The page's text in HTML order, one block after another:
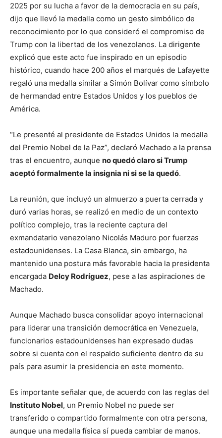
2025 por su lucha a favor de la democracia en su país,
dijo que llevó la medalla como un gesto simbólico de
reconocimiento por lo que consideró el compromiso de
Trump con la libertad de los venezolanos. La dirigente
explicó que este acto fue inspirado en un episodio
histórico, cuando hace 200 años el marqués de Lafayette
regaló una medalla similar a Simón Bolívar como símbolo
de hermandad entre Estados Unidos y los pueblos de
América.
“Le presenté al presidente de Estados Unidos la medalla
del Premio Nobel de la Paz”, declaró Machado a la prensa
tras el encuentro, aunque no quedó claro si Trump
aceptó formalmente la insignia ni si se la quedó.
La reunión, que incluyó un almuerzo a puerta cerrada y
duró varias horas, se realizó en medio de un contexto
político complejo, tras la reciente captura del
exmandatario venezolano Nicolás Maduro por fuerzas
estadounidenses. La Casa Blanca, sin embargo, ha
mantenido una postura más favorable hacia la presidenta
encargada Delcy Rodríguez, pese a las aspiraciones de
Machado.
Aunque Machado busca consolidar apoyo internacional
para liderar una transición democrática en Venezuela,
funcionarios estadounidenses han expresado dudas
sobre si cuenta con el respaldo suficiente dentro de su
país para asumir la presidencia en este momento.
Es importante señalar que, de acuerdo con las reglas del
Instituto Nobel, un Premio Nobel no puede ser
transferido o compartido formalmente con otra persona,
aunque una medalla física sí pueda cambiar de manos.